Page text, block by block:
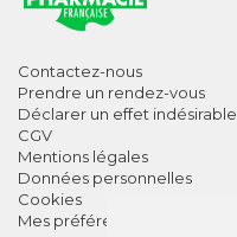
Contactez-nous
Prendre un rendez-vous
Déclarer un effet indésirable
CGV
Mentions légales
Données personnelles
Cookies
Mes préférences Cookies